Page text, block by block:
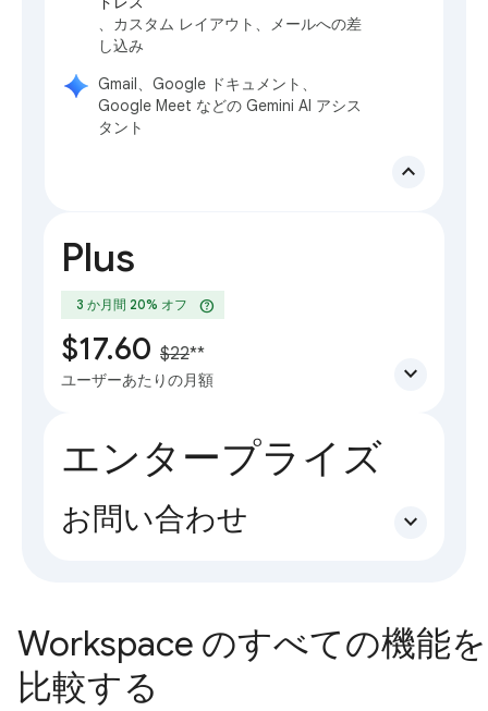
、カスタム レイアウト、メールへの差
し込み
Gmail、Google ドキュメント、
Google Meet などの Gemini AI アシス
タント
expand_less
Plus
3 か月間 20% オフ help
$17.60 $22**
ユーザーあたりの月額 expand_more
エンタープライズ
お問い合わせ expand_more
Workspace のすべての機能を
比較する